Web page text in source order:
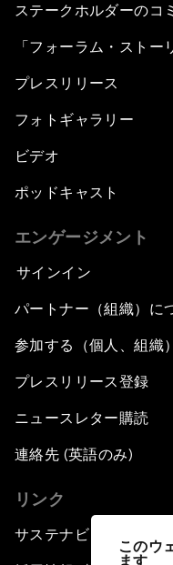
このウ
ます
ステークホルダーのコ
「フォーラム・ストー
プレスリリース
フォトギャラリー
ビデオ
ポッドキャスト
エンゲージメント
サインイン
パートナー（組織）に
参加する（個人、組織）
プレスリリース登録
ニュースレター購読
連絡先 (英語のみ)
リンク
サステナビリティへの